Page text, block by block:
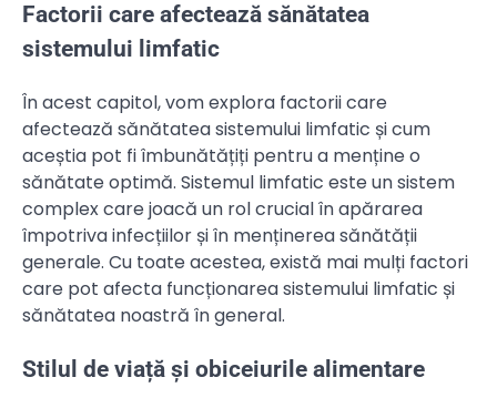
Factorii care afectează sănătatea
sistemului limfatic
În acest capitol, vom explora factorii care
afectează sănătatea sistemului limfatic și cum
aceștia pot fi îmbunătățiți pentru a menține o
sănătate optimă. Sistemul limfatic este un sistem
complex care joacă un rol crucial în apărarea
împotriva infecțiilor și în menținerea sănătății
generale. Cu toate acestea, există mai mulți factori
care pot afecta funcționarea sistemului limfatic și
sănătatea noastră în general.
Stilul de viață și obiceiurile alimentare